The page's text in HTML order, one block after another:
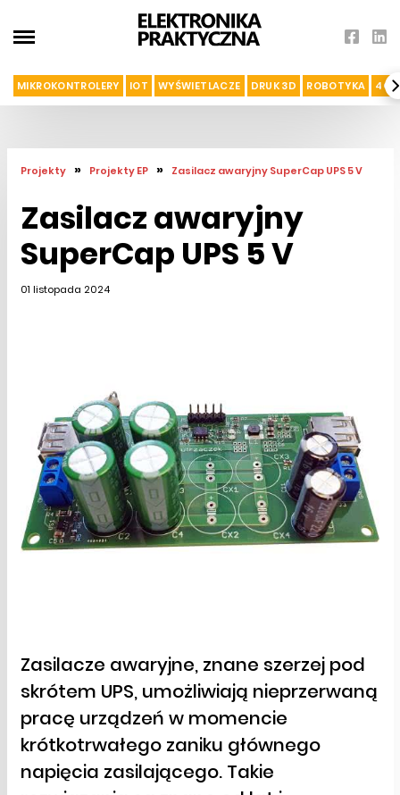
MIKROKONTROLERY IOT WYŚWIETLACZE DRUK 3D ROBOTYKA 4G I
Projekty » Projekty EP » Zasilacz awaryjny SuperCap UPS 5 V
Zasilacz awaryjny
SuperCap UPS 5 V
01 listopada 2024
Zasilacze awaryjne, znane szerzej pod
skrótem UPS, umożliwiają nieprzerwaną
pracę urządzeń w momencie
krótkotrwałego zaniku głównego
napięcia zasilającego. Takie